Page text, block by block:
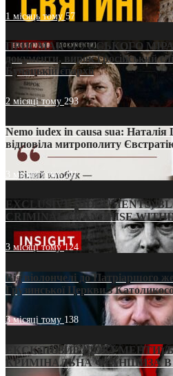
1 місяць тому57
ПРИСМАК «РУССЬКОГО МІРА»
документи, вирок і російський
Бучацькій єпархії
2 місяці тому 293
Nemo iudex in causa sua:
відповіла митрополиту
3 місяці тому211
EXCLUSIVE (DOCUMENTS)/
CRIMINAL FRANCHISE
3 місяці тому124
Від віолончелі до Патріаршого
Грузинської Церкви з
3 місяці тому 138
ЕКСКЛЮЗИВ (ДОКУМЕНТИ)/
КРИМІНАЛЬНА ФРАНШИЗА